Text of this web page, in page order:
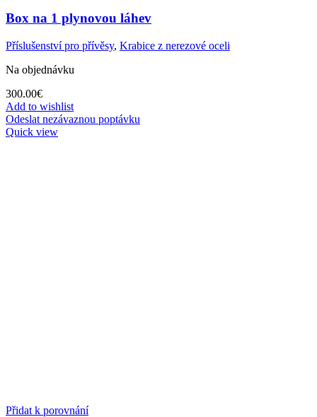
Box na 1 plynovou láhev
Příslušenství pro přívěsy, Krabice z nerezové oceli
Na objednávku
300.00€
Add to wishlist
Odeslat nezávaznou poptávku
Quick view
Přidat k porovnání